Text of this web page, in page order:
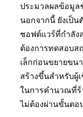
ประมวลผลข้อมูล
นอกจากนี้ ยังเป็
ซอฟต์แวร์ที่กำลัง
ต้องการทดสอบส
เล็กก่อนขยายขน
สร้างขึ้นสำหรับผู้
ในการคำนวณที่ร้
ไม่ต้องผ่านขั้นต